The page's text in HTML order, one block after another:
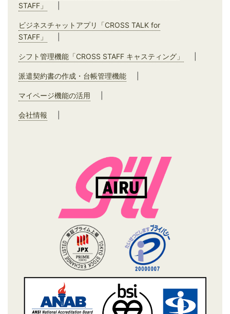
STAFF」
ビジネスチャットアプリ「CROSS TALK for
STAFF」
シフト管理機能「CROSS STAFF キャスティング」
派遣契約書の作成・台帳管理機能
マイページ機能の活用
会社情報